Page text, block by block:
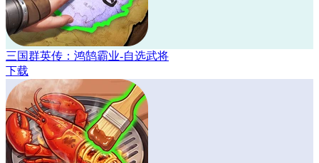
三国群英传：鸿鹄霸业-自选武将
下载